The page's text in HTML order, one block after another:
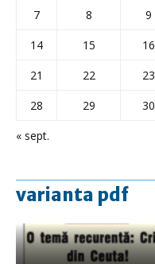
« sept.
7
8 9
14
15 16
21
22 23
28
29 30
varianta pdf